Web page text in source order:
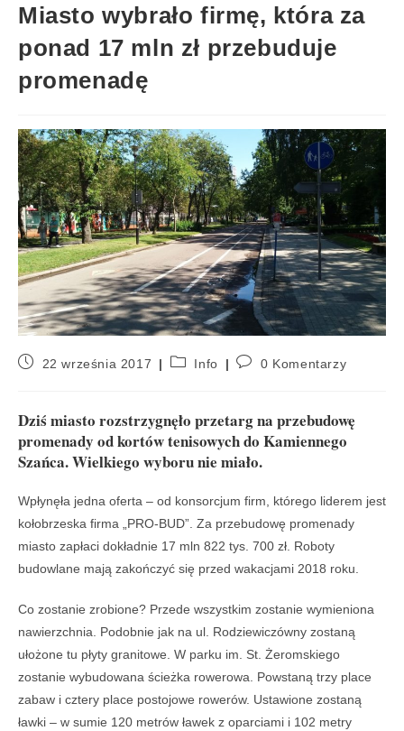
Miasto wybrało firmę, która za
ponad 17 mln zł przebuduje
promenadę
22 września 2017 Info 0 Komentarzy
Dziś miasto rozstrzygnęło przetarg na przebudowę
promenady od kortów tenisowych do Kamiennego
Szańca. Wielkiego wyboru nie miało.
Wpłynęła jedna oferta – od konsorcjum firm, którego liderem jest
kołobrzeska firma „PRO-BUD”. Za przebudowę promenady
miasto zapłaci dokładnie 17 mln 822 tys. 700 zł. Roboty
budowlane mają zakończyć się przed wakacjami 2018 roku.
Co zostanie zrobione? Przede wszystkim zostanie wymieniona
nawierzchnia. Podobnie jak na ul. Rodziewiczówny zostaną
ułożone tu płyty granitowe. W parku im. St. Żeromskiego
zostanie wybudowana ścieżka rowerowa. Powstaną trzy place
zabaw i cztery place postojowe rowerów. Ustawione zostaną
ławki – w sumie 120 metrów ławek z oparciami i 102 metry